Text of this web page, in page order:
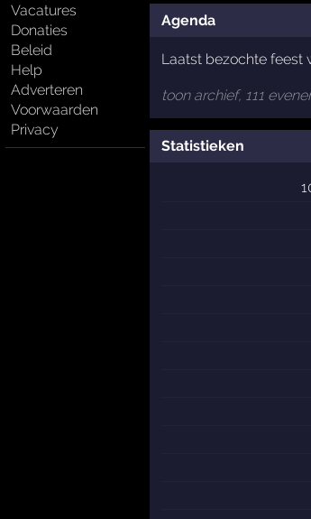
Vacatures
Donaties
Beleid
Help
Adverteren
Voorwaarden
Privacy
Agenda
Laatst bezochte feest
toon archief, 111
Statistieken